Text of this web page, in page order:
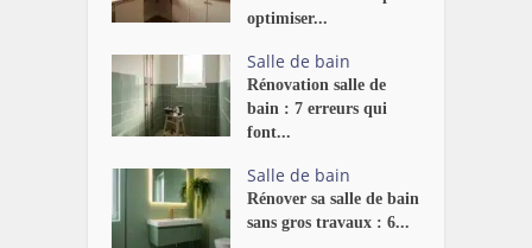
optimiser...
Salle de bain
Rénovation salle de
bain : 7 erreurs qui
font...
Salle de bain
Rénover sa salle de bain
sans gros travaux : 6...